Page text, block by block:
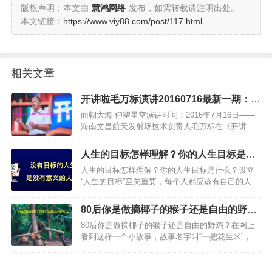
版权声明：本文由 慧鸿网络 发布，如需转载请注明出处。
本文链接： https://www.viy88.com/post/117.html
相关文章
开讲啦毛万标演讲20160716最新一期：面
朝大海，仰望星空
面朝大海 仰望星空演讲时间：2016年7月16日——
海南文昌航天发射场技术负责人毛万标在《开讲
是我国最新的一座发射场，也是我国最南端的一座
发射场，更是我…
人生的目标怎样理解？你的人生目标是什
么？
人生的目标怎样理解？你的人生目标是什么？设立
“人生的目标”至关重要，每个人都应该有自己的人生
方向前进，去实现人生目标的步骤和方法。有志者
事竟成，每个人都应该…
80后你是做摘椰子的猴子还是自由的野
鸡？
80后你是做摘椰子的猴子还是自由的野鸡？在网上
看到这样一个小故事，故事名字叫“一把花生米”，海